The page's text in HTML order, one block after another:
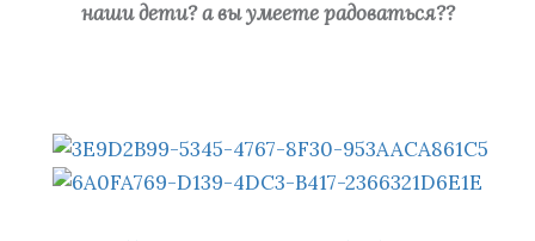
наши дети? а вы умеете радоваться??